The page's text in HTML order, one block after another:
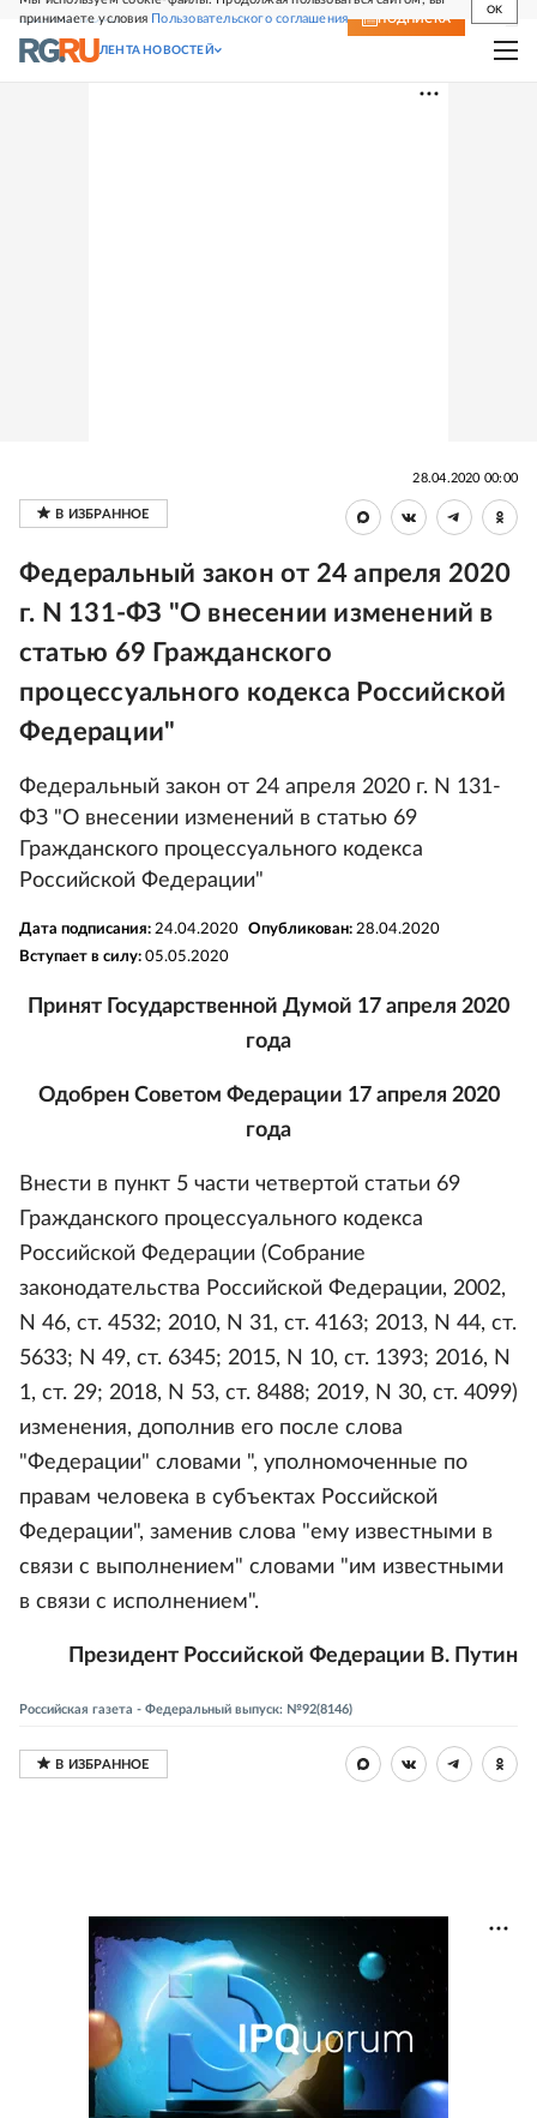
принимаете условия Пользовательского соглашения
OK
СВЕЖИЙ НОМЕР ПОДПИСКА
ЛЕНТА НОВОСТЕЙ
28.04.2020 00:00
Федеральный закон от 24 апреля 2020
г. N 131-ФЗ "О внесении изменений в
статью 69 Гражданского
процессуального кодекса Российской
Федерации"
Федеральный закон от 24 апреля 2020 г. N 131-
ФЗ "О внесении изменений в статью 69
Гражданского процессуального кодекса
Российской Федерации"
Дата подписания: 24.04.2020 Опубликован: 28.04.2020
Вступает в силу: 05.05.2020
Принят Государственной Думой 17 апреля 2020
года
Одобрен Советом Федерации 17 апреля 2020
года
Внести в пункт 5 части четвертой статьи 69
Гражданского процессуального кодекса
Российской Федерации (Собрание
законодательства Российской Федерации, 2002,
N 46, ст. 4532; 2010, N 31, ст. 4163; 2013, N 44, ст.
5633; N 49, ст. 6345; 2015, N 10, ст. 1393; 2016, N
1, ст. 29; 2018, N 53, ст. 8488; 2019, N 30, ст. 4099)
изменения, дополнив его после слова
"Федерации" словами ", уполномоченные по
правам человека в субъектах Российской
Федерации", заменив слова "ему известными в
связи с выполнением" словами "им известными
в связи с исполнением".
Президент Российской Федерации В. Путин
Российская газета - Федеральный выпуск: №92(8146)